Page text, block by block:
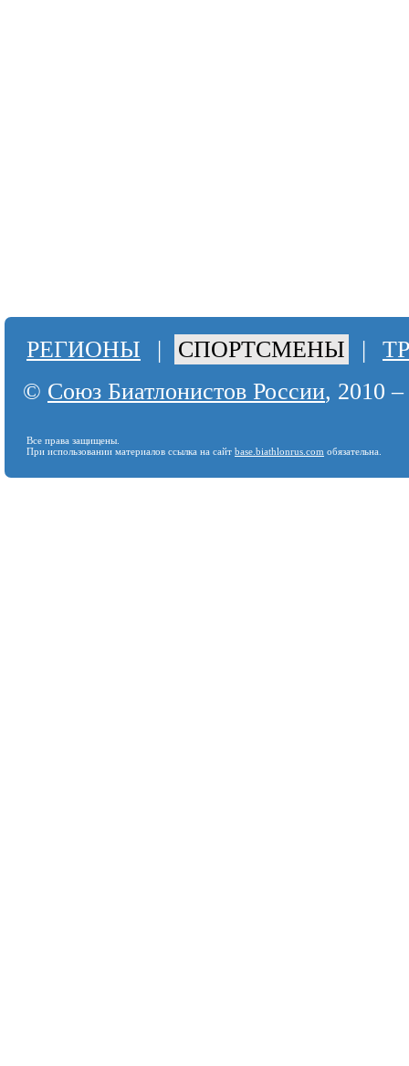
РЕГИОНЫ | СПОРТСМЕНЫ |
© Союз Биатлонистов России, 2010
Все права защищены.
При использовании материалов ссылка на сайт base.biathlonrus.com обязательна.